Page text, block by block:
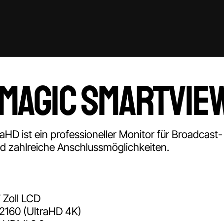
ist ein professioneller Monitor für
zahlreiche Anschlussmöglichkeiten.
LCD
(UltraHD 4K)